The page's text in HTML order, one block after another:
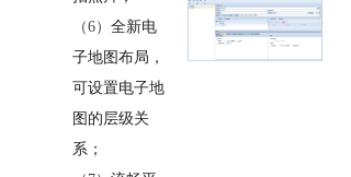
（6） 全新电
子地图布局，
可设置电子地
图的层级关
系；